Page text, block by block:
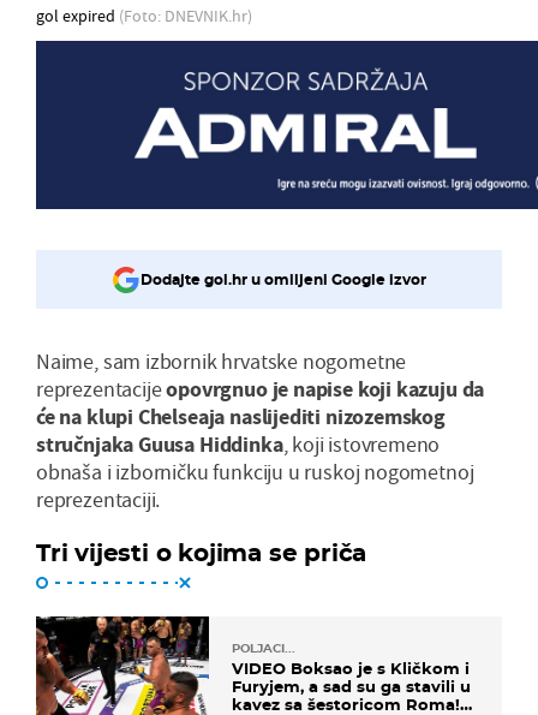
gol expired (Foto: DNEVNIK.hr)
Dodajte gol.hr u omiljeni Google izvor
Naime, sam izbornik hrvatske nogometne
reprezentacijeopovrgnuo je napise koji kazuju da
će na klupi Chelseaja naslijediti nizozemskog
stručnjaka Guusa Hiddinka, koji istovremeno
obnaša i izborničku funkciju u ruskoj nogometnoj
reprezentaciji.
Tri vijesti o kojima se priča
POLJACI...
VIDEO Boksao je s Kličkom i
Furyjem, a sad su ga stavili u
kavez sa šestoricom Roma!